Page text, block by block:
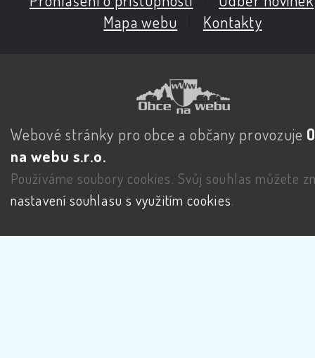
Mapa webu
Kontakty
Webové stránky pro obce a občany provozuje
na webu s.r.o.
Používáme soubory cookies. Svůj souhlas můžete
nastavení souhlasu s využitím cookies.